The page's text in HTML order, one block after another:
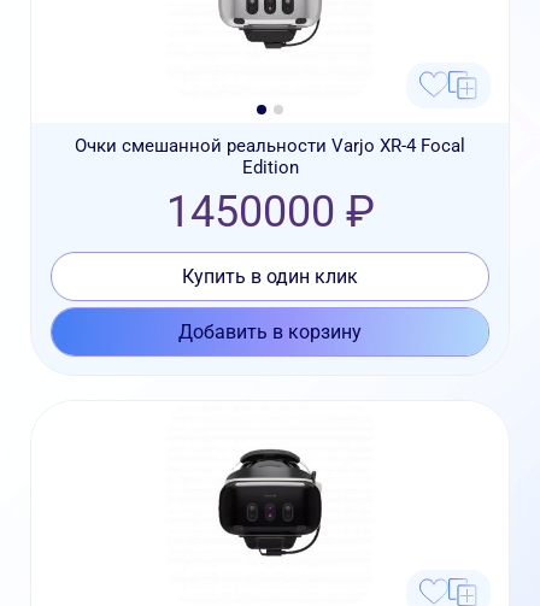
Очки смешанной реальности Varjo XR-4 Focal
Edition
1450000 ₽
Купить в один клик
Добавить в корзину